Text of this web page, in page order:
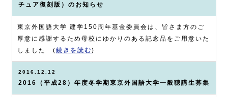
チュア復刻版）のお知らせ
東京外国語大学 建学150周年基金委員会は、皆さま方のご
厚意に感謝するため母校にゆかりのある記念品をご用意いた
しました (続きを読む)
2016.12.12
2016（平成28）年度冬学期東京外国語大学一般聴講生募集